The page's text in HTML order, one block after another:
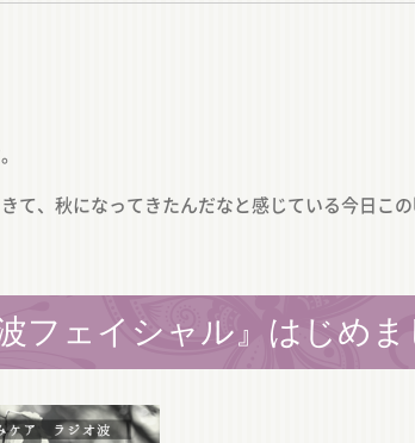
て、秋になってきたんだなと感じている今日この
フェイシャル』はじめま